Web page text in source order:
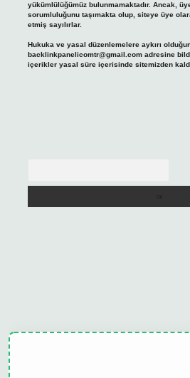
yükümlülüğümüz bulunmamaktadır. Ancak,
sorumluluğunu taşımakta olup, siteye üye
etmiş sayılırlar.
Hukuka ve yasal düzenlemelere aykırı
backlinkpanelicomtr@gmail.comadresine
içerikler yasal süre içerisinde sitemizden